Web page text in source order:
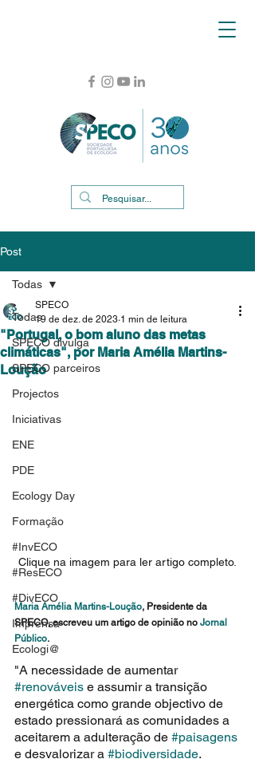
Post
Todas
SPECO divulga
SPECO parceiros
Projectos
Iniciativas
ENE
PDE
Ecology Day
Formação
#InvECO
#ResECO
#DivECO
Imprensa
Ecologi@
Todas
"Portugal, o bom aluno das metas
climáticas", por Maria Amélia Martins-
Loução
SPECO
19 de dez. de 2023 1 min de leitura
Clique na imagem para ler artigo completo.
Maria Amélia Martins-Loução, Presidente da
SPECO, escreveu um artigo de opinião no Jornal
Público.
"A necessidade de aumentar
#renováveis e assumir a transição
energética como grande objectivo de
estado pressionará as comunidades a
aceitarem a adulteração de #paisagens
e desvalorizar a #biodiversidade.